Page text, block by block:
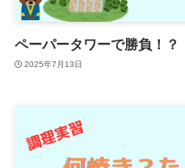
ペーパータワーで勝負！？
2025年7月13日